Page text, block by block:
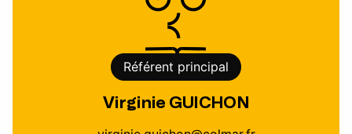
Référent principal
Virginie GUICHON